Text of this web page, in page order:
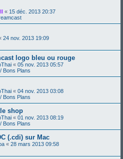
« 15 déc. 2013 20:37
24 nov. 2013 19:09
logo bleu ou rouge
« 05 nov. 2013 05:57
Bons Plans
« 04 nov. 2013 03:08
Bons Plans
shop
« 01 nov. 2013 08:19
Bons Plans
(.cdi) sur Mac
« 28 mars 2013 09:58